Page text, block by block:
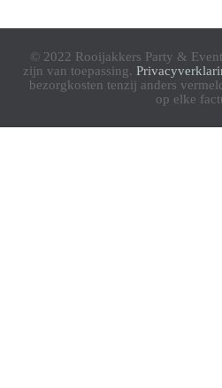
© 2022 Rooijakkers Party &
zijn van toepassing.
bezorgkosten tenzij anders
op elke